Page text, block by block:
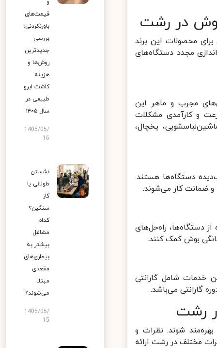
در رشت
محصولات این برند
مجدد دستگاه‌های
مجرب و ماهر این
و کارآمدی مشکلات
یخچال،
دستگاه‌ها هستند.
ضمانت کار می‌شوند.
دستگاه‌ها، راه‌حل‌های
بوش کمک کنند.
شامل گارانتی
گارانتی می‌باشد.
رشت
شوند. نظرات و
مختلف در رشت ارائه
قیمت‌های
باورنکردنی؛
بررسی
جدیدترین
روش‌ها و
هزینه
کاشت ابرو
طبیعی در
سال ۱۴۰۵
1405/05/
16
نشستن
طولانی یا
کار
سنگین؟
کدام
مشاغل
بیشتر به
بیماری‌های
مقعدی
مبتلا
می‌شوند؟
1405/05/
15